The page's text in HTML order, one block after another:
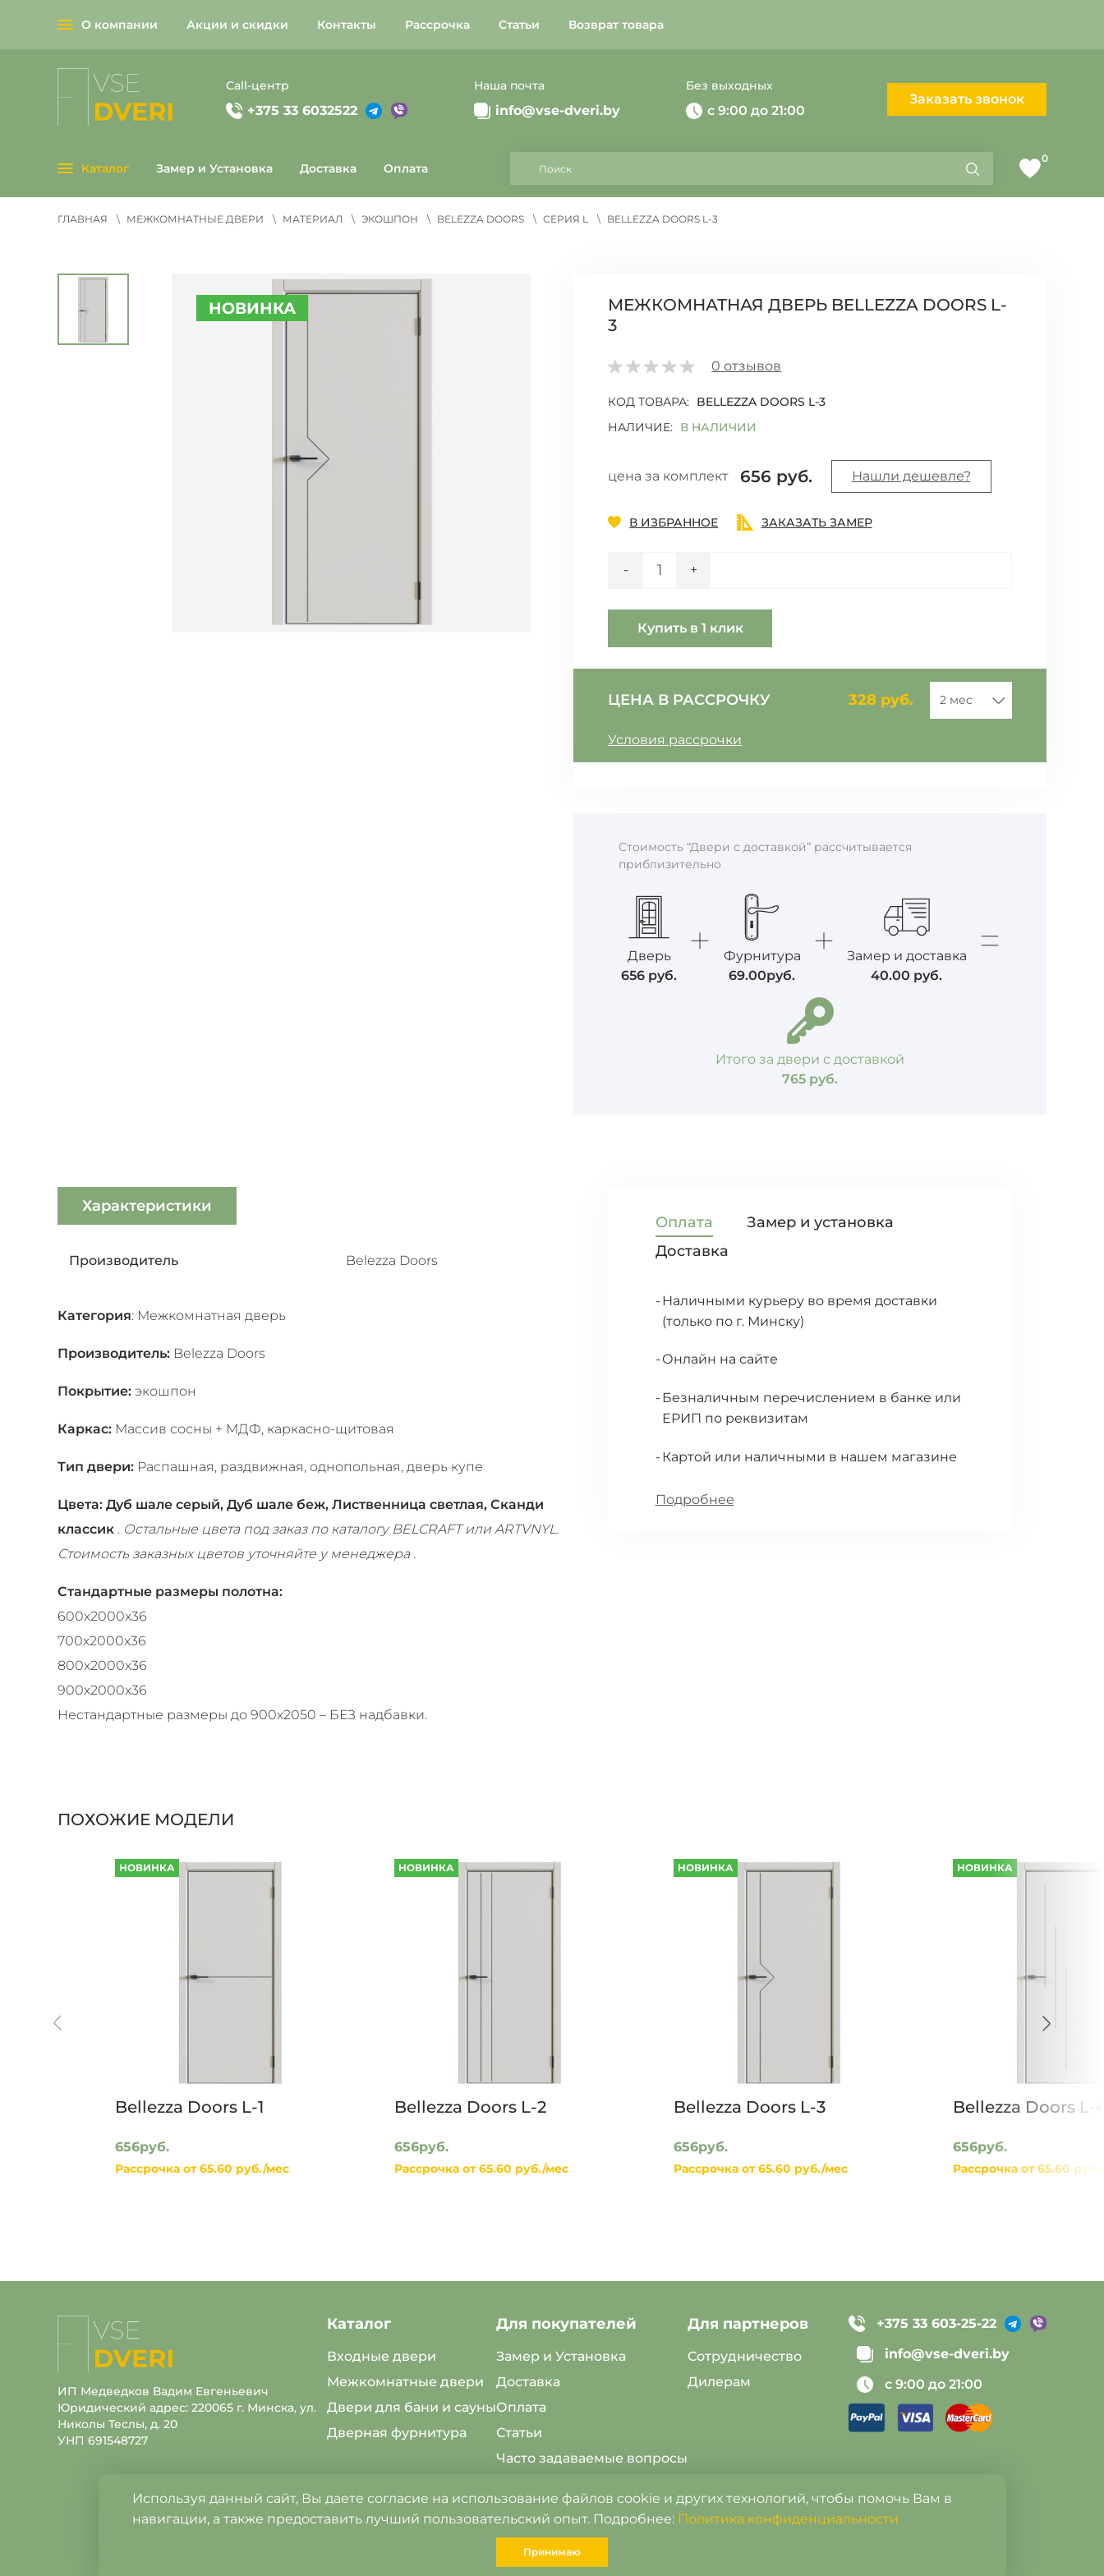
О
О компании Акции и скидки Контакты Рассрочка Статьи Возврат товара
Call-центр
+375 33 6032522 Telegram
Instagram
Наша почта
info@vse-dveri.by
Без выходных
c 9:00 до 21:00
Заказать звонок
Каталог Замер и Установка Доставка Оплата
Список
0
ГЛАВНАЯ МЕЖКОМНАТНЫЕ ДВЕРИ МАТЕРИАЛ ЭКОШПОН BELEZZA DOORS СЕРИЯ L BELLEZZA DOORS L-3
МЕЖКОМНАТНАЯ ДВЕРЬ BELLEZZA DOORS L-
3
0 отзывов
КОД ТОВАРА:
BELLEZZA DOORS L-3
НАЛИЧИЕ:
В НАЛИЧИИ
цена за комплект 656 руб. Нашли дешевле?
Добавить
В ИЗБРАННОЕ ЗАКАЗАТЬ ЗАМЕР
- +
Купить в 1 клик
ЦЕНА В РАССРОЧКУ 328 руб.
Условия рассрочки
Стоимость “Двери с доставкой” рассчитывается
приблизительно
Дверь
656 руб.
Фурнитура
69.00руб.
Замер и доставка
40.00 руб.
Итого за двери с доставкой
765 руб.
НОВИНКА
Характеристики
Производитель Belezza Doors
Категория: Межкомнатная дверь
Производитель: Belezza Doors
Покрытие: экошпон
Каркас: Массив сосны + МДФ, каркасно-щитовая
Тип двери: Распашная, раздвижная, однопольная, дверь купе
Цвета: Дуб шале серый, Дуб шале беж, Лиственница светлая, Сканди
классик . Остальные цвета под заказ по каталогу BELCRAFT или ARTVNYL.
Стоимость заказных цветов уточняйте у менеджера .
Стандартные размеры полотна:
600x2000х36
700х2000х36
800х2000х36
900х2000х36
Нестандартные размеры до 900х2050 – БЕЗ надбавки.
Оплата
Замер и установка
Доставка
Наличными курьеру во время доставки
(только по г. Минску)
Онлайн на сайте
Безналичным перечислением в банке или
ЕРИП по реквизитам
Картой или наличными в нашем магазине
Подробнее
ПОХОЖИЕ МОДЕЛИ
Bellezza Doors L-1
656руб.
Рассрочка от 65.60 руб./мес
НОВИНКА
Bellezza Doors L-2
656руб.
Рассрочка от 65.60 руб./мес
НОВИНКА
Bellezza Doors L-3
656руб.
Рассрочка от 65.60 руб./мес
НОВИНКА
Bellezza Doors L-
656руб.
Рассрочка от 65.60
НОВИНКА
главную
ИП Медведков Вадим Евгеньевич
Юридический адрес: 220065 г. Минска, ул.
Николы Теслы, д. 20
УНП 691548727
Каталог
Входные двери
Межкомнатные двери
Двери для бани и сауны
Дверная фурнитура
Для покупателей
Замер и Установка
Доставка
Оплата
Статьи
Часто задаваемые вопросы
рекламацию
Для партнеров
Сотрудничество
Дилерам
+375 33 603-25-22 Telegram
Viber
info@vse-dveri.by
c 9:00 до 21:00
Используя данный сайт, Вы даете согласие на использование файлов cookie и других технологий, чтобы помочь Вам в
навигации, а также предоставить лучший пользовательский опыт. Подробнее: Политика конфиденциальности
Принимаю